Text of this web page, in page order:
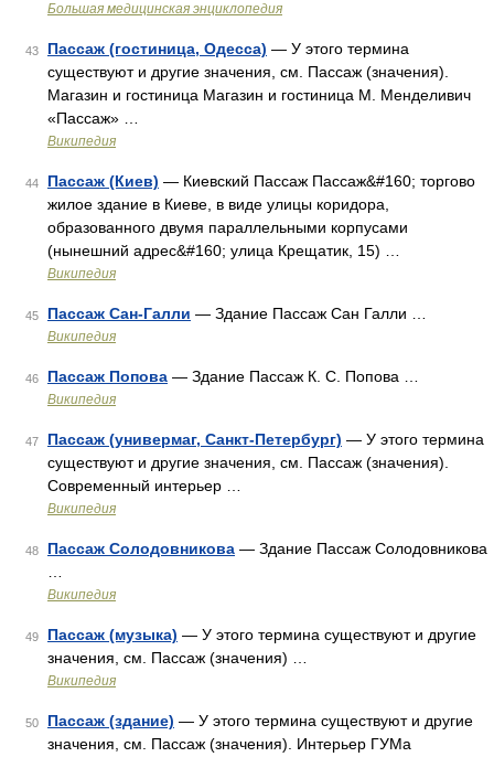
Большая медицинская энциклопедия
43 Пассаж (гостиница, Одесса) — У этого термина
существуют и другие значения, см. Пассаж (значения).
Магазин и гостиница Магазин и гостиница М. Менделивич
«Пассаж» …
Википедия
44 Пассаж (Киев) — Киевский Пассаж Пассаж&#160; торгово
жилое здание в Киеве, в виде улицы коридора,
образованного двумя параллельными корпусами
(нынешний адрес&#160; улица Крещатик, 15) …
Википедия
45 Пассаж Сан-Галли — Здание Пассаж Сан Галли …
Википедия
46 Пассаж Попова — Здание Пассаж К. С. Попова …
Википедия
47 Пассаж (универмаг, Санкт-Петербург) — У этого термина
существуют и другие значения, см. Пассаж (значения).
Современный интерьер …
Википедия
48 Пассаж Солодовникова — Здание Пассаж Солодовникова
Википедия
49 Пассаж (музыка) — У этого термина существуют и другие
значения, см. Пассаж (значения) …
Википедия
50 Пассаж (здание) — У этого термина существуют и другие
значения, см. Пассаж (значения). Интерьер ГУМа